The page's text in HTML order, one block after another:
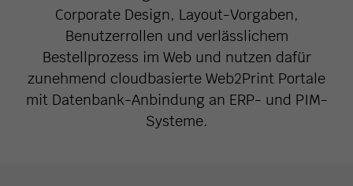
Corporate Design, Layout-Vorgaben,
Benutzerrollen und verlässlichem
Bestellprozess im Web und nutzen dafür
zunehmend cloudbasierte Web2Print Portale
mit Datenbank-Anbindung an ERP- und PIM-
Systeme.